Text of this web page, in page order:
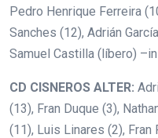
Pedro Henrique Ferreira
Sanches (12), Adrián
Samuel Castilla (líbero)
CD CISNEROS ALTER:
(13), Fran Duque (3),
(11), Luis Linares (2),